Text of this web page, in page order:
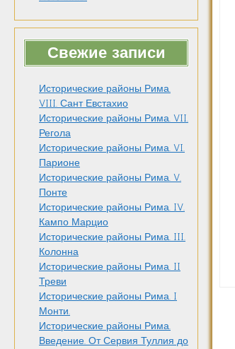
Свежие записи
Исторические районы Рима.
VIII. Сант Евстахио
Исторические районы Рима. VII.
Регола
Исторические районы Рима. VI.
Парионе
Исторические районы Рима. V.
Понте
Исторические районы Рима. IV.
Кампо Марцио
Исторические районы Рима. III.
Колонна
Исторические районы Рима. II
Треви
Исторические районы Рима. I
Монти.
Исторические районы Рима.
Введение. От Сервия Туллия до